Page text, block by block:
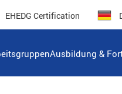
EHEDG Certification
Ausbildung &